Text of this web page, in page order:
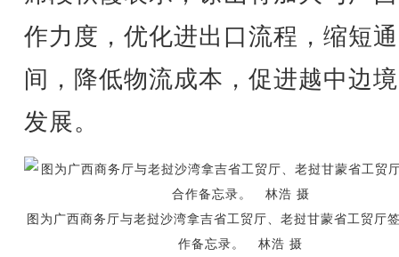
作力度，优化进出口流程，缩短
间，降低物流成本，促进越中边
发展。
图为广西商务厅与老挝沙湾拿吉省工贸厅、老挝甘蒙省工贸厅
作备忘录。 林浩 摄